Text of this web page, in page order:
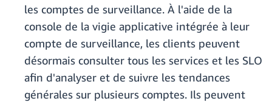
les comptes de surveillance. À l'aide de la
console de la vigie applicative intégrée à leur
compte de surveillance, les clients peuvent
désormais consulter tous les services et les SLO
afin d'analyser et de suivre les tendances
générales sur plusieurs comptes. Ils peuvent